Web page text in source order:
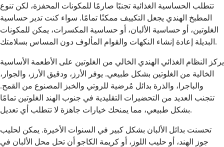
تتطلب الحساسية الغذائية تجنبًا صارمًا للمكونات المحفزة، لكن تنوع
المطبخ الهندي يجعل التكييف ممكنًا تمامًا. سواء كنت تدير حساسية
الغلوتين، أو حساسية الألبان، أو حساسية المكسرات، يمكن للمكونات
البديلة إعادة إنشاء النكهات والقوام المألوف دون المساس بسلامتك.
يركز النظام الغذائي الهندي الخالي من الغلوتين على الأطعمة الأساسية
الخالية من الغلوتين بشكل طبيعي. يوفر الأرز، ودقيق الأرز، والجوار،
والباجرا، والذرة بدائل مُرضية للروتي والخبز المصنوع من القمح.
تتجنب العديد من التحضيرات التقليدية في جنوب الهند الغلوتين تمامًا
بشكل طبيعي، مما يمنحك خيارات جاهزة لا تتطلب أي تعديل.
تحسنت بدائل الألبان بشكل كبير في السنوات الأخيرة. يمكن لحليب
جوز الهند، أو حليب اللوز، أو كريمة الكاجو أن تحل محل الألبان في